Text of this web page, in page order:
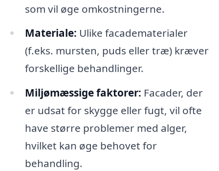
som vil øge omkostningerne.
Materiale: Ulike facadematerialer
(f.eks. mursten, puds eller træ) kræver
forskellige behandlinger.
Miljømæssige faktorer: Facader, der
er udsat for skygge eller fugt, vil ofte
have større problemer med alger,
hvilket kan øge behovet for
behandling.